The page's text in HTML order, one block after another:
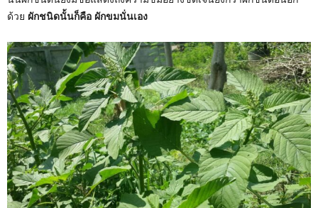
ด้วย ผักชนิดนั้นก็คือ ผักขมนั่นเอง